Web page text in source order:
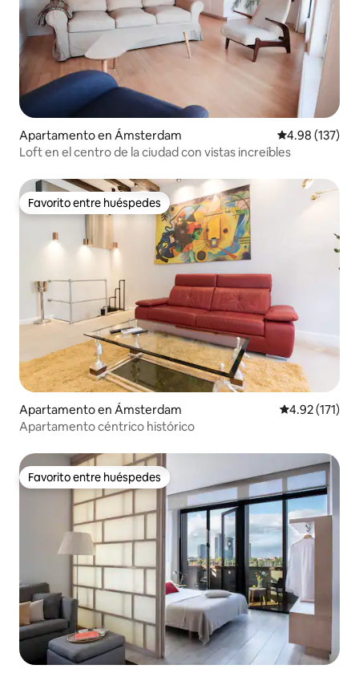
Apartamento en Ámsterdam Calificación
4.98 (137)
Loft en el centro de la ciudad con vistas increíbles
Favorito entre huéspedes
Favorito entre huéspedes
Apartamento en Ámsterdam Calificación
4.92 (171)
Apartamento céntrico histórico
Favorito entre huéspedes
Favorito entre huéspedes